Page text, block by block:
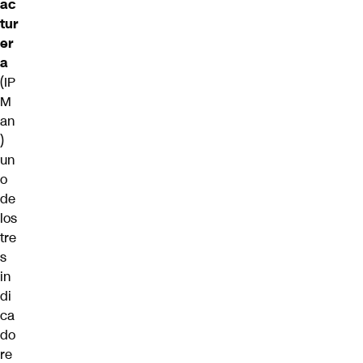
ac
tur
er
a
(IP
M
an
)
un
o
de
los
tre
s
in
di
ca
do
re